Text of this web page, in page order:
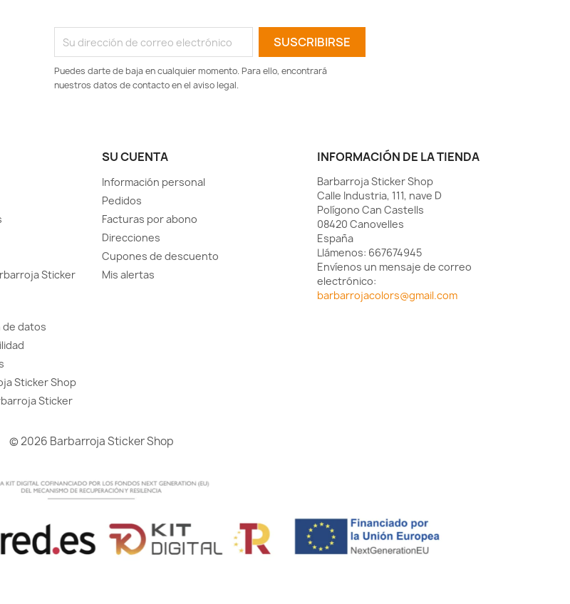
Puedes darte de baja en cualquier momento. Para ello, encontrará
nuestros datos de contacto en el aviso legal.
Sticker
de datos
Sticker Shop
Sticker
SU CUENTA
Información personal
Pedidos
Facturas por abono
Direcciones
Cupones de descuento
Mis alertas
INFORMACIÓN DE LA TIENDA
Barbarroja Sticker Shop
Calle Industria, 111, nave D
Polígono Can Castells
08420 Canovelles
España
Llámenos: 667674945
Envíenos un mensaje de correo
electrónico:
barbarrojacolors@gmail.com
© 2026 Barbarroja Sticker Shop